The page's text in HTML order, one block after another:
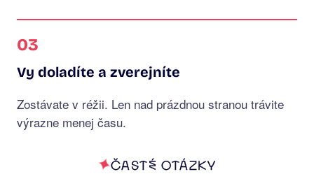
03
Vy doladíte a zverejníte
Zostávate v réžii. Len nad prázdnou stranou trávite
výrazne menej času.
ČASTÉ OTÁZKY